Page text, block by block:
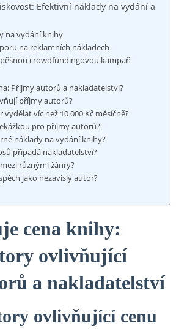
Efektivní náklady na vydání a
na vydání knihy
na reklamních nákladech
crowdfundingovou kampaň
Příjmy autorů a nakladatelství?
příjmy autorů?
víc než 10 000 Kč měsíčně?
pro příjmy autorů?
náklady na vydání knihy?
připadá nakladatelství?
různými žánry?
jako nezávislý autor?
cena knihy:
ovlivňující
a nakladatelství
ovlivňující cenu